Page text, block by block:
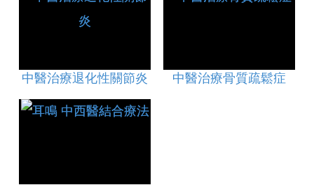
中醫治療退化性關節炎 中醫治療骨質疏鬆症